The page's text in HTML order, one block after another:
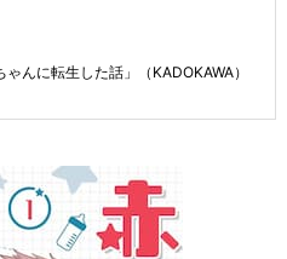
んに転生した話」（KADOKAWA）